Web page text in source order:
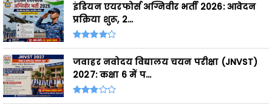
इंडियन एयरफोर्स अग्निवीर भर्ती 2026: आवेदन
प्रक्रिया शुरू, 2...
जवाहर नवोदय विद्यालय चयन परीक्षा (JNVST)
2027: कक्षा 6 में प...